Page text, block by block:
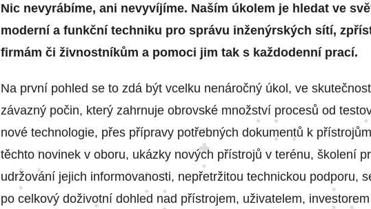
Nic nevyrábíme, ani nevyvíjíme. Naším úkolem je hledat ve
moderní a funkční techniku pro správu inženýrských sítí,
firmám či živnostníkům a pomoci jim tak s každodenní prací.
Na první pohled se to zdá být vcelku nenáročný úkol, ve
závazný počin, který zahrnuje obrovské množství procesů od
nové technologie, přes přípravy potřebných dokumentů k
těchto novinek v oboru, ukázky nových přístrojů v terénu, školení
udržování jejich informovanosti, nepřetržitou technickou podporu,
po celkový doživotní dohled nad přístrojem, uživatelem,